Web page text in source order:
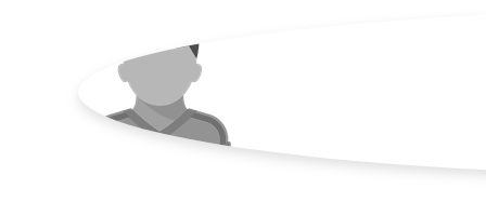
Футбольні трансфери
Останні коментарі
Конкурс прогнозів
Логін
Рейтінги